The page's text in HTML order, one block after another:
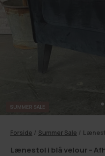
SUMMER SALE
Forside / Summer Sale /
Lænestol i blå velour -